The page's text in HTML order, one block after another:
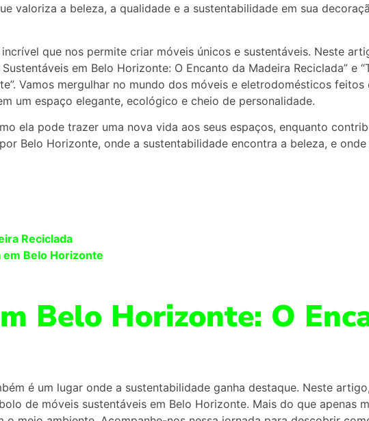
valoriza a beleza, a qualidade e a sustentabilidade em sua
que nos permite criar móveis únicos e sustentáveis. Neste
em Belo Horizonte: O Encanto da Madeira Reciclada” e
Vamos mergulhar no mundo dos móveis e eletrodomésticos feitos
um espaço elegante, ecológico e cheio de personalidade.
ela pode trazer uma nova vida aos seus espaços, enquanto
Belo Horizonte, onde a sustentabilidade encontra a beleza, e
Reciclada
em Belo Horizonte
Belo Horizonte: O
é um lugar onde a sustentabilidade ganha destaque. Neste
de móveis sustentáveis em Belo Horizonte. Mais do que apenas